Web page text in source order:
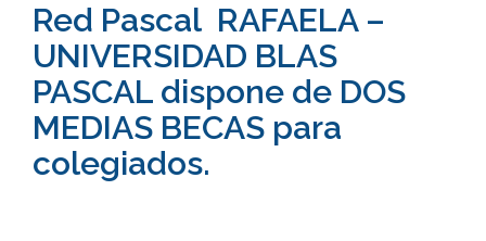
Red Pascal RAFAELA –
UNIVERSIDAD BLAS
PASCAL dispone de DOS
MEDIAS BECAS para
colegiados.